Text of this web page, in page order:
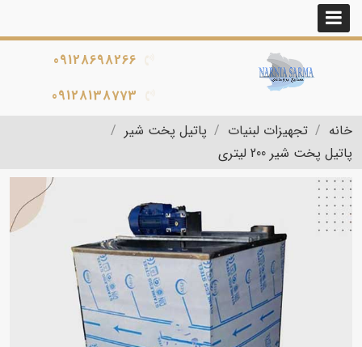
09128698266
09128138773
خانه
تجهیزات لبنیات
پاتیل پخت شیر
پاتیل پخت شیر 200 لیتری